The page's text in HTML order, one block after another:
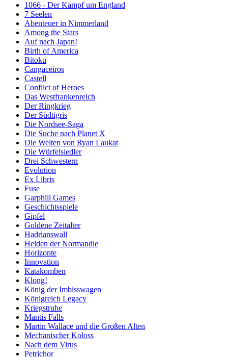
1066 - Der Kampf um England
7 Seelen
Abenteuer in Nimmerland
Among the Stars
Auf nach Japan!
Birth of America
Bitoku
Cangaceiros
Castell
Conflict of Heroes
Das Westfrankenreich
Der Ringkrieg
Der Südtigris
Die Nordsee-Saga
Die Suche nach Planet X
Die Welten von Ryan Laukat
Die Würfelsiedler
Drei Schwestern
Evolution
Ex Libris
Fuse
Garphill Games
Geschichtsspiele
Gipfel
Goldene Zeitalter
Hadrianswall
Helden der Normandie
Horizonte
Innovation
Katakomben
Klong!
König der Imbisswagen
Königreich Legacy
Kriegstruhe
Mantis Falls
Martin Wallace und die Großen Alten
Mechanischer Koloss
Nach dem Virus
Petrichor